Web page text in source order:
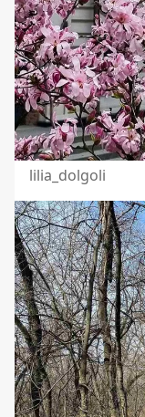
lilia_dolgoli